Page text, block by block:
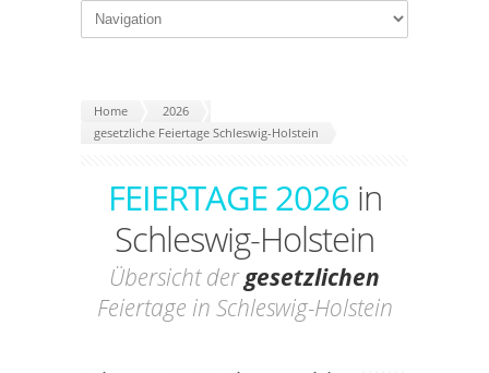
Home
2026
gesetzliche Feiertage Schleswig-Holstein
FEIERTAGE 2026in
Schleswig-Holstein
Übersicht dergesetzlichen
Feiertage in Schleswig-Holstein